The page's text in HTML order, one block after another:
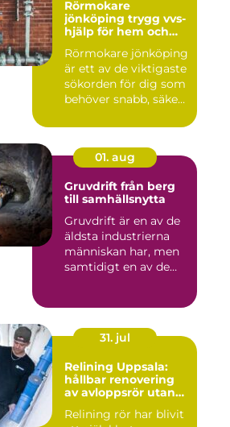
Rörmokare
jönköping trygg vvs-
hjälp för hem och
Rörmokare jönköping
är ett av de viktigaste
sökorden för dig som
behöver snabb, säker
01. aug
Gruvdrift från berg
till samhällsnytta
Gruvdrift är en av de
äldsta industrierna
människan har, men
samtidigt en av de
31. jul
Relining Uppsala:
hållbar renovering
av avloppsrör utan
Relining rör har blivit